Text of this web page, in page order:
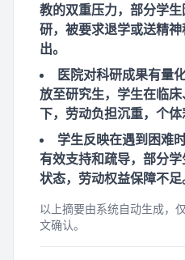
教的双重压力，部分学
研，被要求退学或送精
出。
医院对科研成果有量
放至研究生，学生在临
下，劳动负担沉重，个体
学生反映在遇到困难
有效支持和疏导，部分
状态，劳动权益保障不足
以上摘要由系统自动生成，
文确认。